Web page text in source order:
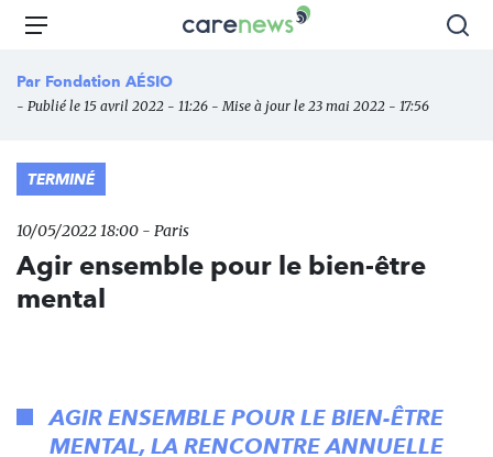
Aller
principal
Carenews,
des
Menu
Par Fondation AÉSIO
- Publié le 15 avril 2022 - 11:26 - Mise à jour le 23 mai 2022 - 17:56
TERMINÉ
10/05/2022 18:00 - Paris
Agir ensemble pour le bien-être
mental
AGIR ENSEMBLE POUR LE BIEN-ÊTRE
MENTAL, LA RENCONTRE ANNUELLE